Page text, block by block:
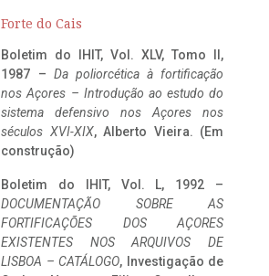
Forte do Cais
Boletim do IHIT, Vol. XLV, Tomo II,
1987 – Da poliorcética à fortificação
nos Açores – Introdução ao estudo do
sistema defensivo nos Açores nos
séculos XVI-XIX, Alberto Vieira. (Em
construção)
Boletim do IHIT, Vol. L, 1992 –
DOCUMENTAÇÃO SOBRE AS
FORTIFICAÇÕES DOS AÇORES
EXISTENTES NOS ARQUIVOS DE
LISBOA – CATÁLOGO, Investigação de